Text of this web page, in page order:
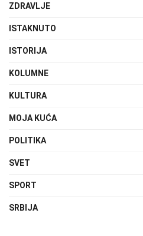
ZDRAVLJE
ISTAKNUTO
ISTORIJA
KOLUMNE
KULTURA
MOJA KUĆA
POLITIKA
SVET
SPORT
SRBIJA